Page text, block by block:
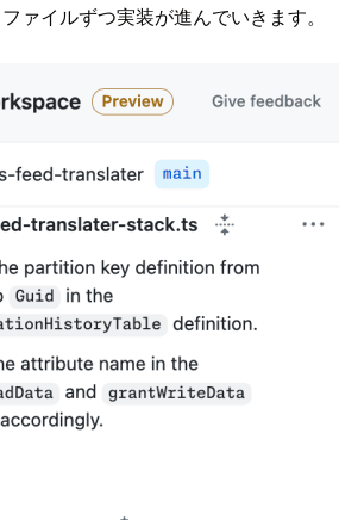
ァイルずつ実装が進んでいきます。